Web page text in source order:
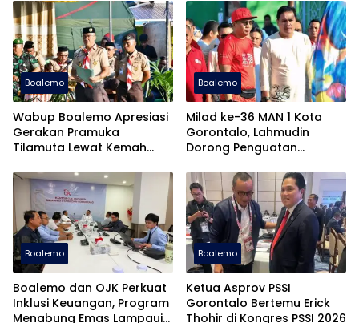
Boalemo
Wabup Boalemo Apresiasi
Gerakan Pramuka
Tilamuta Lewat Kemah
Boalemo
Milad ke-36 MAN 1 Kota
Gorontalo, Lahmudin
Dorong Penguatan
Boalemo
Boalemo dan OJK Perkuat
Inklusi Keuangan, Program
Menabung Emas Lampaui
Boalemo
Ketua Asprov PSSI
Gorontalo Bertemu Erick
Thohir di Kongres PSSI 2026